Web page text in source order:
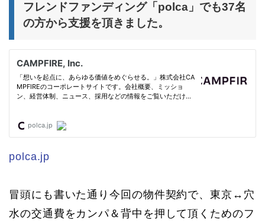
フレンドファンディング「polca」でも37名
の方から支援を頂きました。
polca.jp
冒頭にも書いた通り今回の物件契約で、東京↔穴
水の交通費をカンパ＆背中を押して頂くためのフ